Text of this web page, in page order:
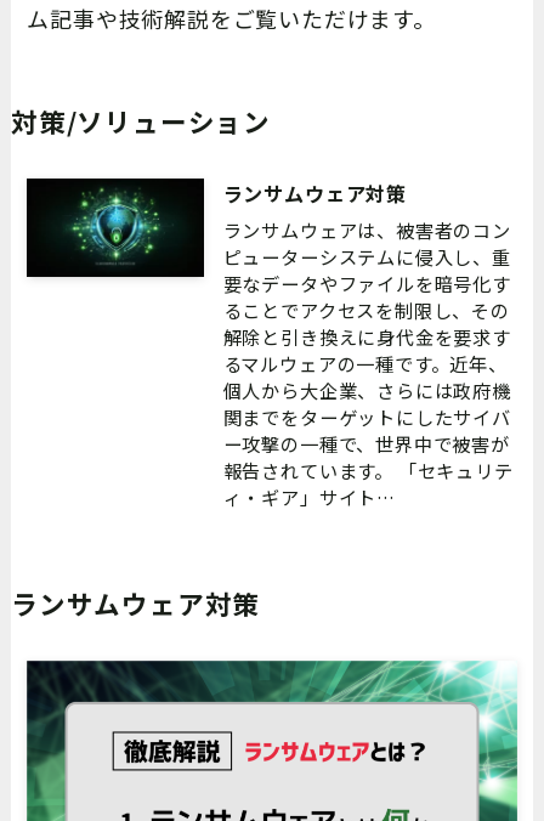
ム記事や技術解説をご覧いただけます。
対策/ソリューション
ランサムウェア対策
ランサムウェアは、被害者のコン
ピューターシステムに侵入し、重
要なデータやファイルを暗号化す
ることでアクセスを制限し、その
解除と引き換えに身代金を要求す
るマルウェアの一種です。近年、
個人から大企業、さらには政府機
関までをターゲットにしたサイバ
ー攻撃の一種で、世界中で被害が
報告されています。 「セキュリテ
ィ・ギア」サイト…
ランサムウェア対策